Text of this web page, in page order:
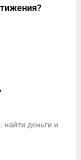
найти деньги и